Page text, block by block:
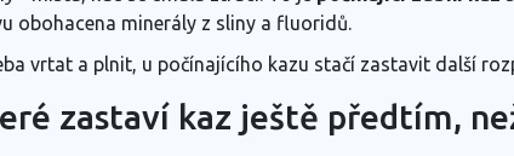
obohacena minerály z sliny a fluoridů.
vrtat a plnit, u počínajícího kazu stačí zastavit další
zastaví kaz ještě předtím,